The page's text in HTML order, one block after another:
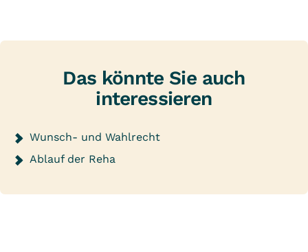
Das könnte Sie auch
interessieren
Wunsch- und Wahlrecht
Ablauf der Reha